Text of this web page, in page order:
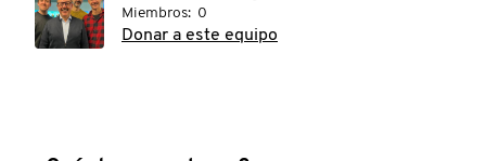
Miembros: 0
Donar a este equipo